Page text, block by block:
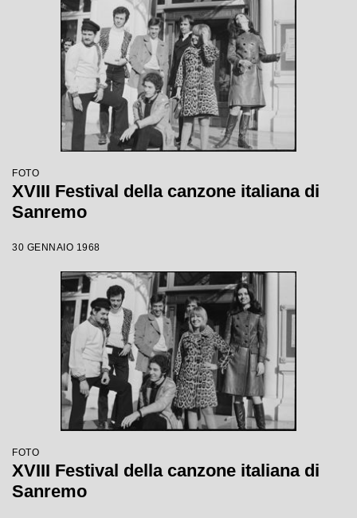
FOTO
XVIII Festival della canzone italiana di
Sanremo
30 GENNAIO 1968
FOTO
XVIII Festival della canzone italiana di
Sanremo